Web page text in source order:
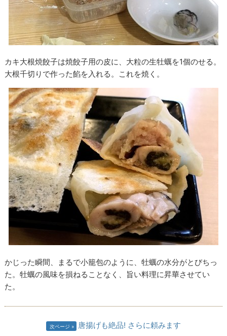
カキ大根焼餃子は焼餃子用の皮に、大粒の生牡蠣を1個のせる。
大根千切りで作った餡を入れる。これを焼く。
かじった瞬間、まるで小籠包のように、牡蠣の水分がとびちっ
た。牡蠣の風味を損ねることなく、旨い料理に昇華させてい
た。
次ページ 唐揚げも絶品! さらに頼みます